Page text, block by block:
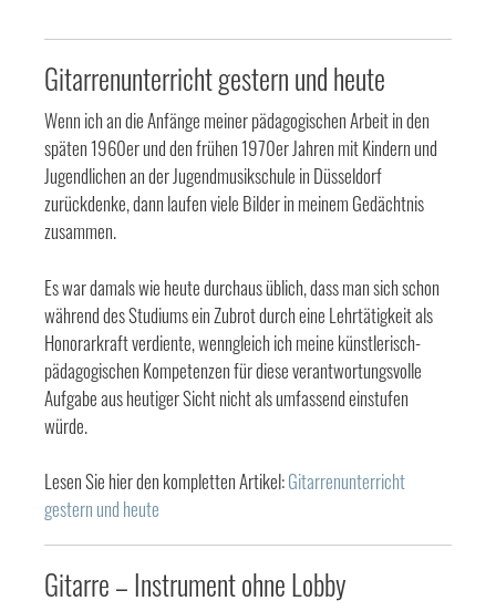
Gitarrenunterricht gestern und heute
Wenn ich an die Anfänge meiner pädagogischen Arbeit in den
späten 1960er und den frühen 1970er Jahren mit Kindern und
Jugendlichen an der Jugendmusikschule in Düsseldorf
zurückdenke, dann laufen viele Bilder in meinem Gedächtnis
zusammen.
Es war damals wie heute durchaus üblich, dass man sich schon
während des Studiums ein Zubrot durch eine Lehrtätigkeit als
Honorarkraft verdiente, wenngleich ich meine künstlerisch-
pädagogischen Kompetenzen für diese verantwortungsvolle
Aufgabe aus heutiger Sicht nicht als umfassend einstufen
würde.
Lesen Sie hier den kompletten Artikel:Gitarrenunterricht
gestern und heute
Gitarre – Instrument ohne Lobby